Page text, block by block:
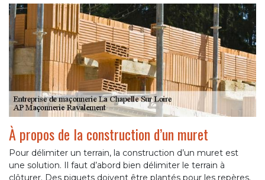
À propos de la construction d’un muret
Pour délimiter un terrain, la construction d’un muret est
une solution. Il faut d’abord bien délimiter le terrain à
clôturer. Des piquets doivent être plantés pour les repères.